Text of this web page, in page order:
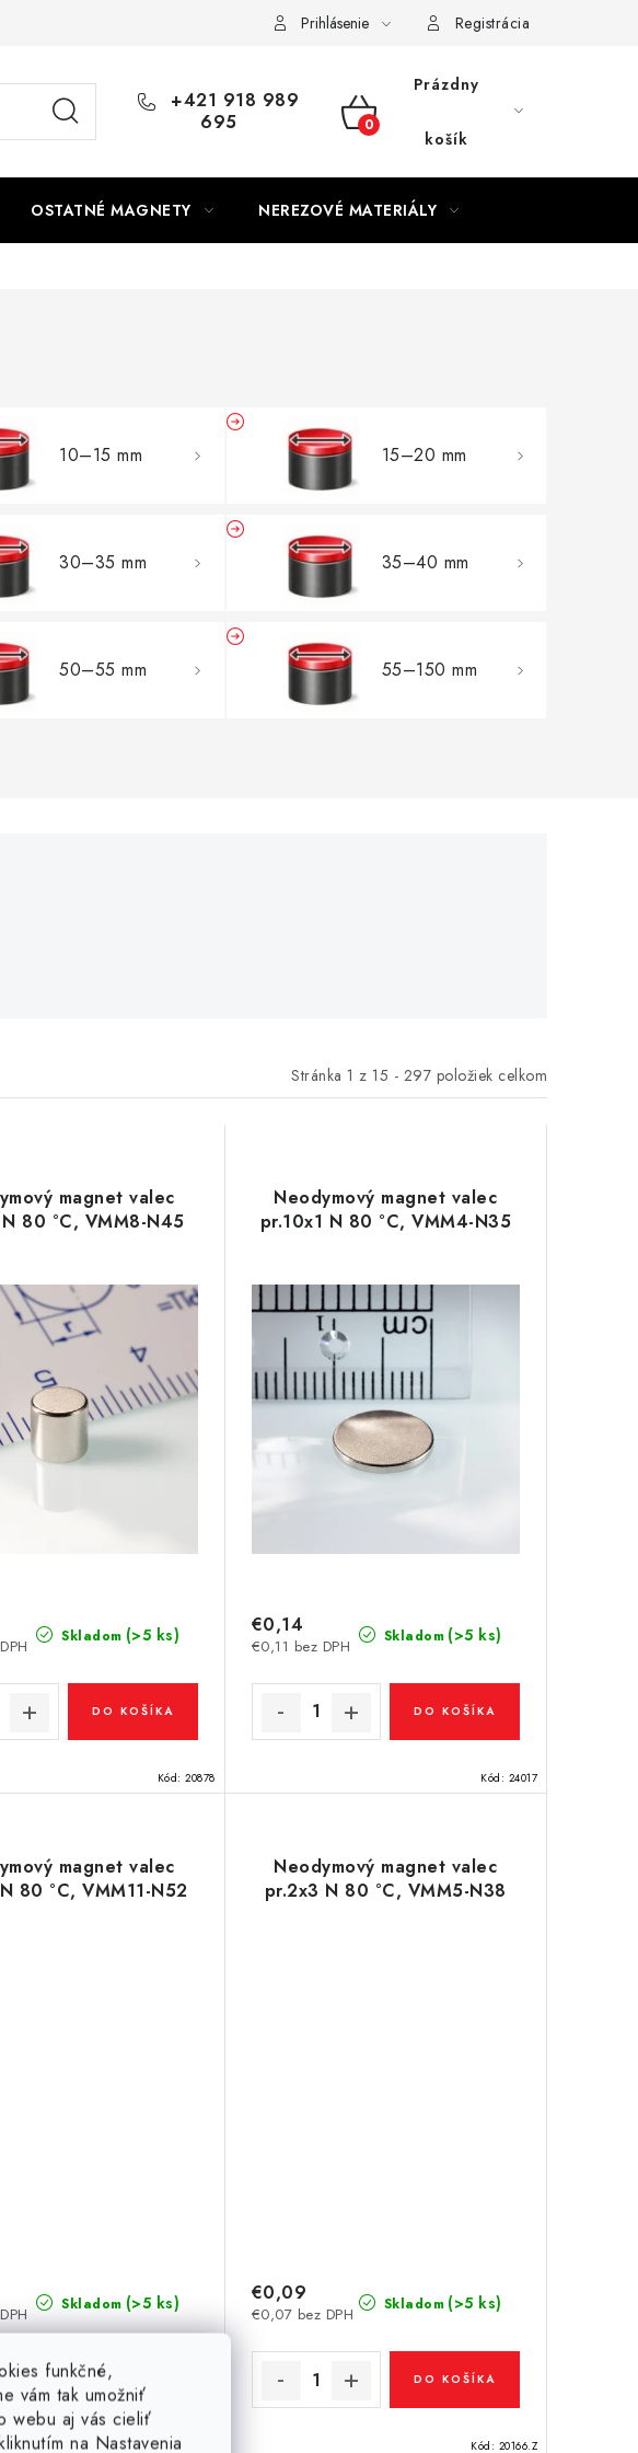
funkčné,
vám tak umožniť
webu aj vás cieliť
na Nastavenia
Prihlásenie Registrácia
+421 918 989
695
NÁKUPNÝ
Prázdny
košík
OSTATNÉ MAGNETY NEREZOVÉ MATERIÁLY
10–15 mm 15–20 mm
30–35 mm 35–40 mm
50–55 mm 55–150 mm
Stránka 1 z 15 - 297 položiek celkom
magnet valec
80 °C, VMM8-N45
Skladom (>5 ks)
DO KOŠÍKA
Kód: 20878
Neodymový magnet valec
pr.10x1 N 80 °C, VMM4-N35
Skladom (>5 ks)
€0,11 bez DPH
€0,14
DO KOŠÍKA
Kód: 24017
magnet valec
80 °C, VMM11-N52
Skladom (>5 ks)
DO KOŠÍKA
Kód:
Neodymový magnet valec
pr.2x3 N 80 °C, VMM5-N38
Skladom (>5 ks)
€0,07 bez DPH
€0,09
DO KOŠÍKA
Kód: 20166.Z